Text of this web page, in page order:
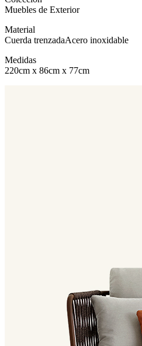
Muebles de Exterior
Material
Cuerda trenzadaAcero inoxidable
Medidas
220cm x 86cm x 77cm